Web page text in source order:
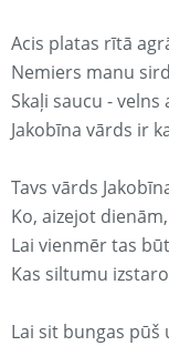
Acis platas rītā
Nemiers manu
Skaļi saucu - velns
Jakobīna vārds ir
Tavs vārds
Ko, aizejot
Lai vienmēr tas
Kas siltumu
Lai sit bungas pūš